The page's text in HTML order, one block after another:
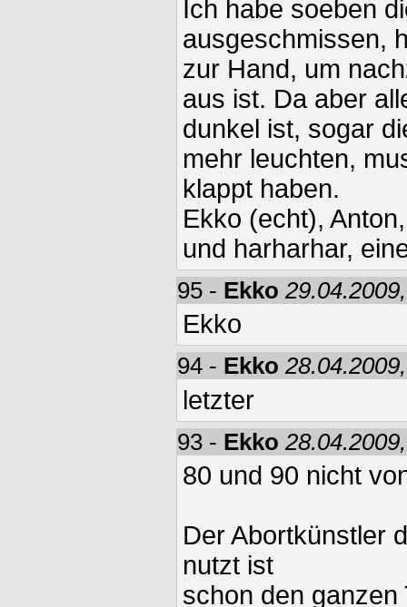
Ich habe soeben
ausgeschmissen,
zur Hand, um
aus ist. Da aber
dunkel ist, sogar
mehr leuchten,
klappt haben.
Ekko (echt),
und harharhar,
95 - Ekko
Ekko
94 - Ekko
letzter
93 - Ekko
80 und 90 nicht
Der Abortkünstler
nutzt ist
schon den ganzen